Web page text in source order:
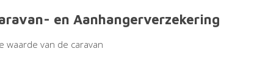
en Aanhangerverzekering
waarde van de caravan